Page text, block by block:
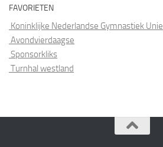
FAVORIETEN
Koninklijke Nederlandse Gymnastiek Unie
Avondvierdaagse
Sponsorkliks
Turnhal westland